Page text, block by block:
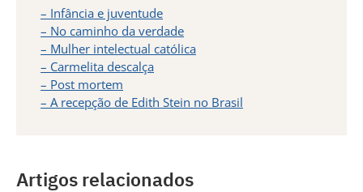
– Infância e juventude
– No caminho da verdade
– Mulher intelectual católica
– Carmelita descalça
– Post mortem
– A recepção de Edith Stein no Brasil
Artigos relacionados